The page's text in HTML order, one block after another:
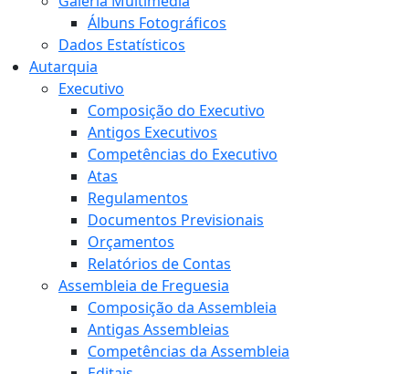
Álbuns Fotográficos
Dados Estatísticos
Autarquia
Executivo
Composição do Executivo
Antigos Executivos
Competências do Executivo
Atas
Regulamentos
Documentos Previsionais
Orçamentos
Relatórios de Contas
Assembleia de Freguesia
Composição da Assembleia
Antigas Assembleias
Competências da Assembleia